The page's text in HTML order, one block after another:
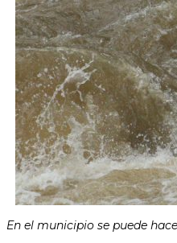
En el municipio se puede